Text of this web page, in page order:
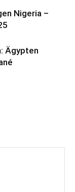
Nigeria –
Ägypten